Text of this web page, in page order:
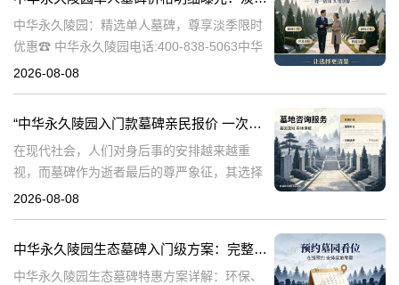
中华永久陵园：精选单人墓碑，尊享淡季限时
优惠☎ 中华永久陵园电话:400-838-5063中华
永久陵园，作为国内知名的陵园品牌，始终以
2026-08-08
“中华永久陵园入门款墓碑亲民报价 一次性付清享折上折：超值优惠与便捷选择的完美结合”
在现代社会，人们对身后事的安排越来越重
视，而墓碑作为逝者最后的尊严象征，其选择
与设计也变得尤为重要。中华永久陵园作为中
和
2026-08-08
中华永久陵园生态墓碑入门级方案：完整报价与一站式服务打包特惠解析
中华永久陵园生态墓碑特惠方案详解：环保、